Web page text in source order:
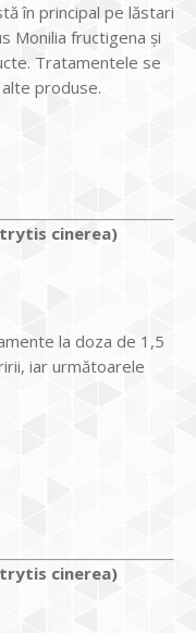
în principal pe lăstari
Monilia fructigena şi
Tratamentele se
produse.
cinerea)
la doza de 1,5
iar următoarele
cinerea)